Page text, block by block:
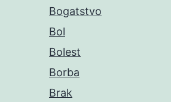
Bogatstvo
Bol
Bolest
Borba
Brak